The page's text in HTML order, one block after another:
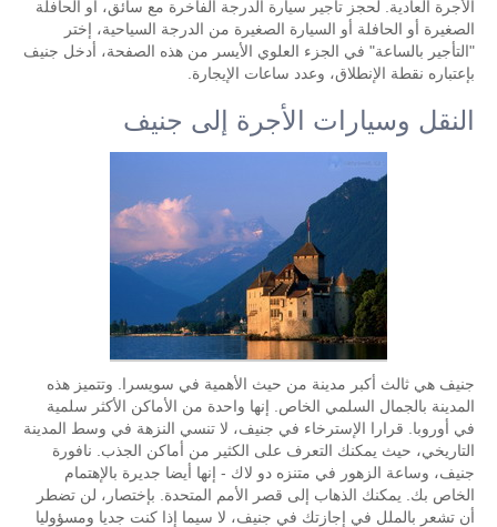
الأجرة العادية. لحجز تأجير سيارة الدرجة الفاخرة مع سائق، أو الحافلة
الصغيرة أو الحافلة أو السيارة الصغيرة من الدرجة السياحية، إختر
"التأجير بالساعة" في الجزء العلوي الأيسر من هذه الصفحة، أدخل جنيف
بإعتباره نقطة الإنطلاق، وعدد ساعات الإيجارة.
النقل وسيارات الأجرة إلى جنيف
جنيف هي ثالث أكبر مدينة من حيث الأهمية في سويسرا. وتتميز هذه
المدينة بالجمال السلمي الخاص. إنها واحدة من الأماكن الأكثر سلمية
في أوروبا. قرارا الإسترخاء في جنيف، لا تنسي النزهة في وسط المدينة
التاريخي، حيث يمكنك التعرف على الكثير من أماكن الجذب. نافورة
جنيف، وساعة الزهور في متنزه دو لاك - إنها أيضا جديرة بالإهتمام
الخاص بك. يمكنك الذهاب إلى قصر الأمم المتحدة. بإختصار، لن تضطر
أن تشعر بالملل في إجازتك في جنيف، لا سيما إذا كنت جديا ومسؤوليا